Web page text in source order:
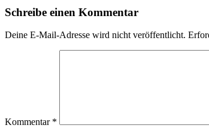
Schreibe einen Kommentar
Deine E-Mail-Adresse wird nicht veröffentlicht.
Kommentar *